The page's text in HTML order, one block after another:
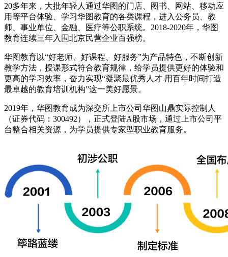
20多年来，大批年轻人通过华图的门店、图书、网站、移动应
用等平台体验、学习华图教育的各类课程，进入公务员、教
师、事业单位、金融、医疗等公职系统。2018-2020年，华图
教育连续三年入围北京民营企业百强榜。
华图教育以“好老师、好课程、好服务”为产品特色，不断创新
教学方法，授课形式符合教育规律，给学员提供更好的体验和
更高的学习效率，奋力实现“凝聚最优秀人才 用百年时间打造
最卓越的教育培训机构”这一美好愿景。
2019年，华图教育成为深交所上市公司华图山鼎实际控制人
（证券代码：300492），正式登陆A股市场，通过上市公司平
台整合相关资源，为学员提供专家型职业教育服务。